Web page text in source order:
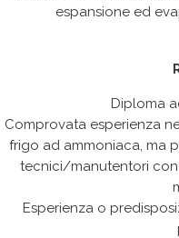
espansione ed
Diploma
Comprovata esperienza
frigo ad ammoniaca, ma
tecnici/manutentori con
Esperienza o